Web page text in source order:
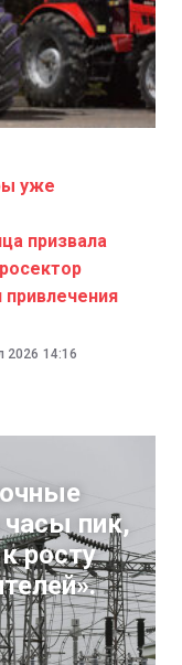
уже
призвала
2026 14:16
пик,
росту